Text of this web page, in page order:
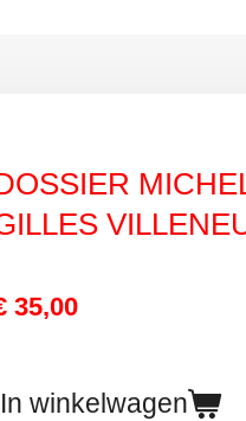
35,00
In winkelwagen